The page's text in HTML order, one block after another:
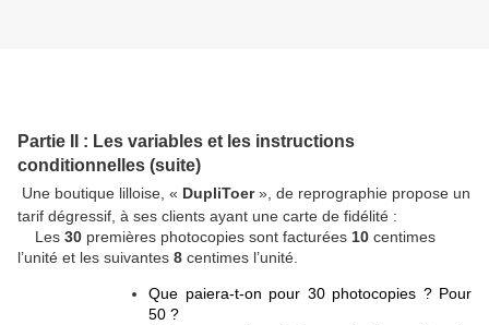
Partie II : Les variables et les instructions
conditionnelles (suite)
Une boutique lilloise, « DupliToer», de reprographie propose un
tarif dégressif, à ses clients ayant une carte de fidélité :
Les 30 premières photocopies sont facturées 10 centimes
l’unité et les suivantes 8 centimes l’unité.
Que paiera-t-on pour 30 photocopies ? Pour
50 ?